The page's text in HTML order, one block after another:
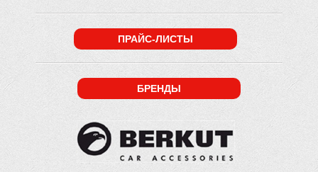
ПРАЙС-ЛИСТЫ
БРЕНДЫ